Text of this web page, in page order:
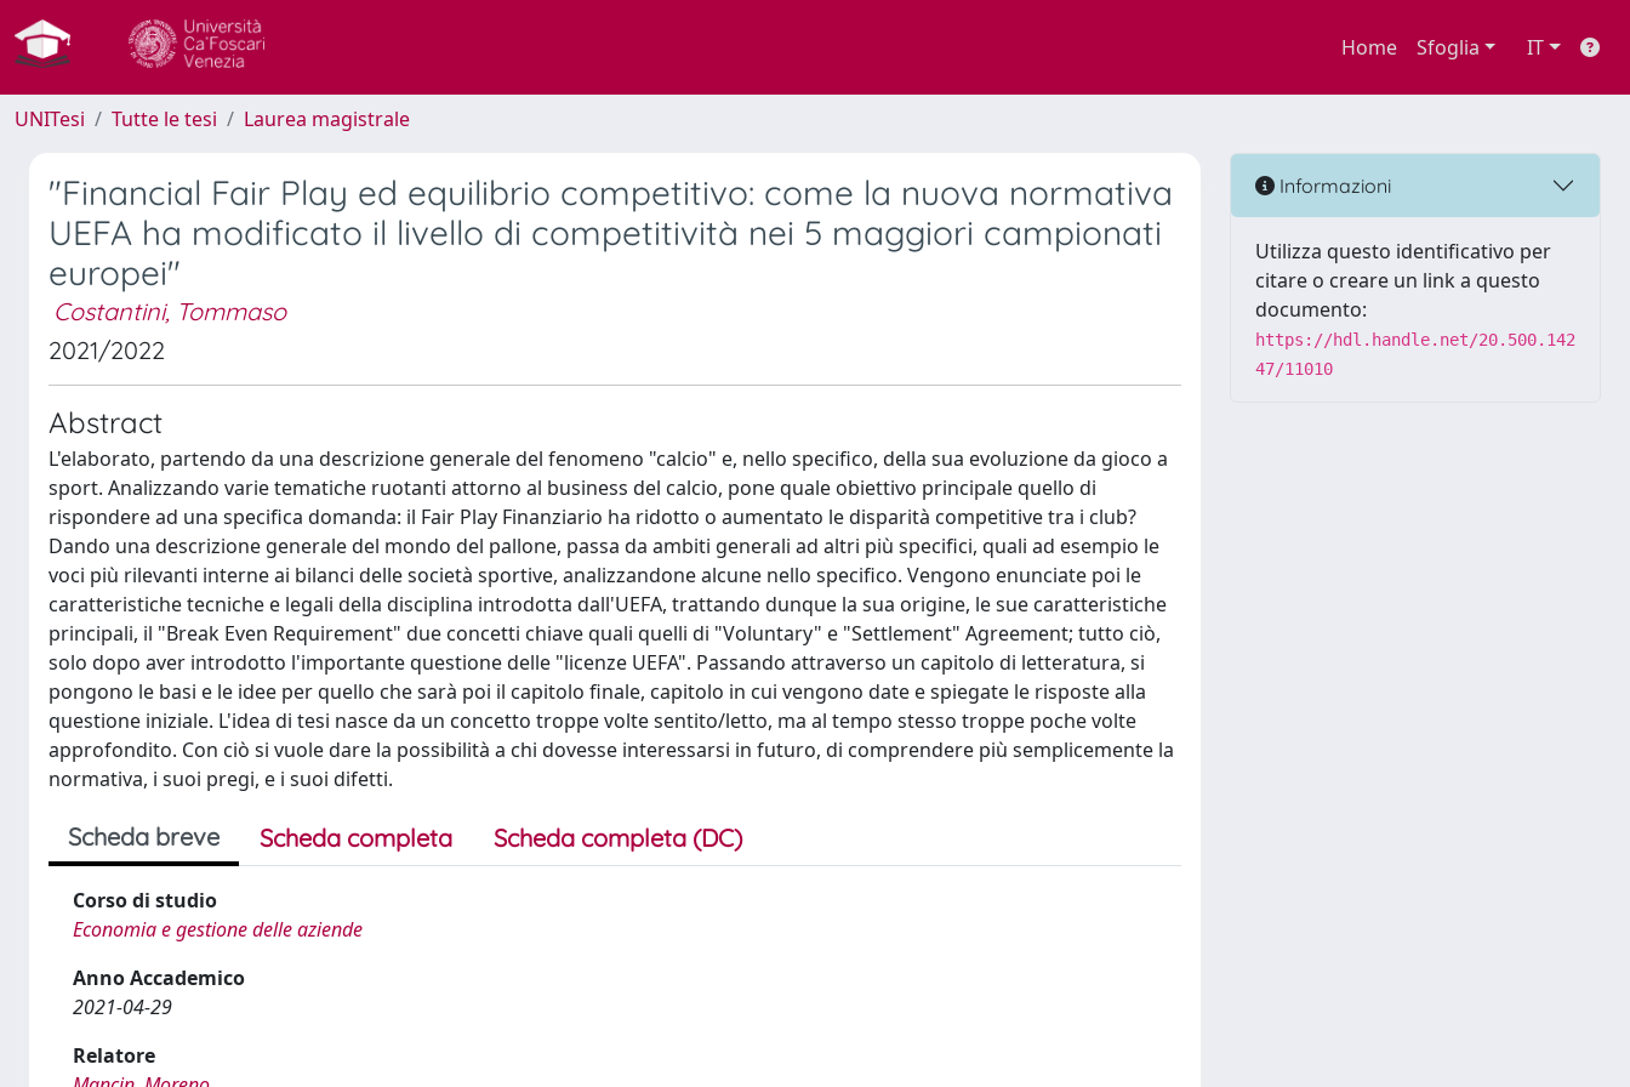
Home Sfoglia IT
UNITesi Tutte le tesi Laurea magistrale
"Financial Fair Play ed equilibrio competitivo: come la nuova normativa
UEFA ha modificato il livello di competitività nei 5 maggiori campionati
europei"
Costantini, Tommaso
2021/2022
Abstract
L'elaborato, partendo da una descrizione generale del fenomeno "calcio" e, nello specifico, della sua evoluzione da gioco a
sport. Analizzando varie tematiche ruotanti attorno al business del calcio, pone quale obiettivo principale quello di
rispondere ad una specifica domanda: il Fair Play Finanziario ha ridotto o aumentato le disparità competitive tra i club?
Dando una descrizione generale del mondo del pallone, passa da ambiti generali ad altri più specifici, quali ad esempio le
voci più rilevanti interne ai bilanci delle società sportive, analizzandone alcune nello specifico. Vengono enunciate poi le
caratteristiche tecniche e legali della disciplina introdotta dall'UEFA, trattando dunque la sua origine, le sue caratteristiche
principali, il "Break Even Requirement" due concetti chiave quali quelli di "Voluntary" e "Settlement" Agreement; tutto ciò,
solo dopo aver introdotto l'importante questione delle "licenze UEFA". Passando attraverso un capitolo di letteratura, si
pongono le basi e le idee per quello che sarà poi il capitolo finale, capitolo in cui vengono date e spiegate le risposte alla
questione iniziale. L'idea di tesi nasce da un concetto troppe volte sentito/letto, ma al tempo stesso troppe poche volte
approfondito. Con ciò si vuole dare la possibilità a chi dovesse interessarsi in futuro, di comprendere più semplicemente la
normativa, i suoi pregi, e i suoi difetti.
Scheda breve Scheda completa Scheda completa (DC)
Corso di studio
Economia e gestione delle aziende
Anno Accademico
2021-04-29
Relatore
Informazioni
Utilizza questo identificativo per
citare o creare un link a questo
documento:
https://hdl.handle.net/20.500.142
47/11010